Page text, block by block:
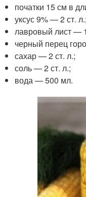
початки 15 см в
уксус 9% — 2 ст. л.;
лавровый лист —
черный перец
сахар — 2 ст. л.;
соль — 2 ст. л.;
вода — 500 мл.